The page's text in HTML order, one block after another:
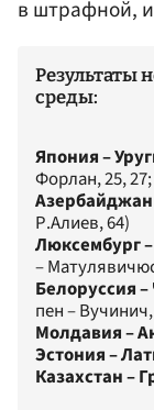
в штрафной,
Результаты
среды:
Япония –
Форлан, 25,
Азербайджан
Р.Алиев, 64)
Люксембург
–
Белоруссия
пен –
Молдавия –
Эстония –
Казахстан –